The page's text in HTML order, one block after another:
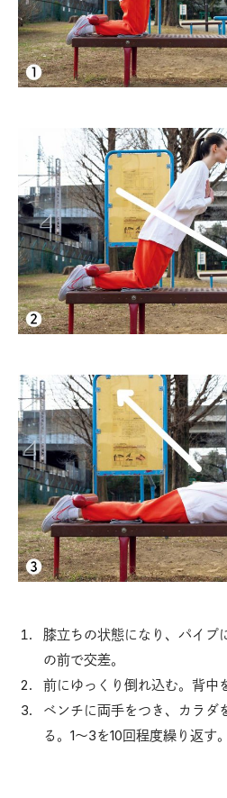
膝立ちの状態になり、パイプ
の前で交差。
前にゆっくり倒れ込む。背中
ベンチに両手をつき、カラダ
る。1～3を10回程度繰り返す。